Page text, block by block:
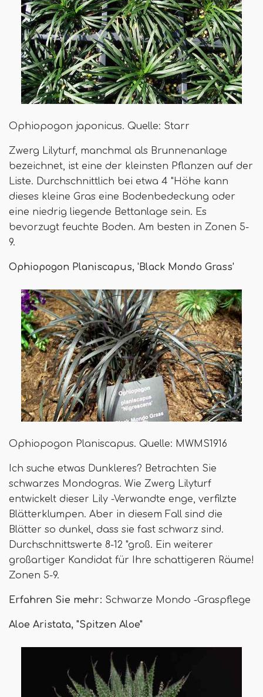
Ophiopogon japonicus. Quelle: Starr
Zwerg Lilyturf, manchmal als Brunnenanlage
bezeichnet, ist eine der kleinsten Pflanzen auf der
Liste. Durchschnittlich bei etwa 4 "Höhe kann
dieses kleine Gras eine Bodenbedeckung oder
eine niedrig liegende Bettanlage sein. Es
bevorzugt feuchte Boden. Am besten in Zonen 5-
9.
Ophiopogon Planiscapus, 'Black Mondo Grass'
Ophiopogon Planiscapus. Quelle: MWMS1916
Ich suche etwas Dunkleres? Betrachten Sie
schwarzes Mondogras. Wie Zwerg Lilyturf
entwickelt dieser Lily -Verwandte enge, verfilzte
Blätterklumpen. Aber in diesem Fall sind die
Blätter so dunkel, dass sie fast schwarz sind.
Durchschnittswerte 8-12 "groß. Ein weiterer
großartiger Kandidat für Ihre schattigeren Räume!
Zonen 5-9.
Erfahren Sie mehr: Schwarze Mondo -Graspflege
Aloe Aristata, "Spitzen Aloe"